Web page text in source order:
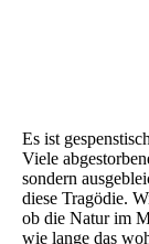
Es ist
Viele
sondern
diese Tragödie.
ob die Natur im
wie lange das